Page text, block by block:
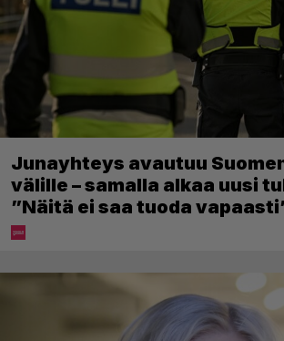
Junayhteys avautuu
välille – samalla alkaa uusi
”Näitä ei saa tuoda